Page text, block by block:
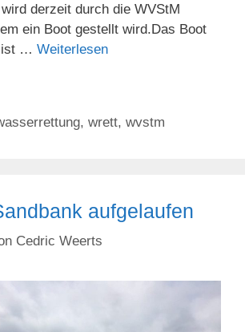
derzeit durch die WVStM
ein Boot gestellt wird.Das Boot
ist … Weiterlesen
,wrett,wvstm
aufgelaufen
Cedric Weerts